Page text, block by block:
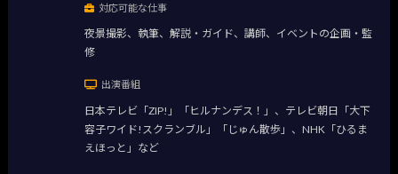
対応可能な仕事
夜景撮影、執筆、解説・ガイド、講師、イベントの企画・監
修
出演番組
日本テレビ「ZIP!」「ヒルナンデス！」、テレビ朝日「大下
容子ワイド!スクランブル」「じゅん散歩」、NHK「ひるま
えほっと」など